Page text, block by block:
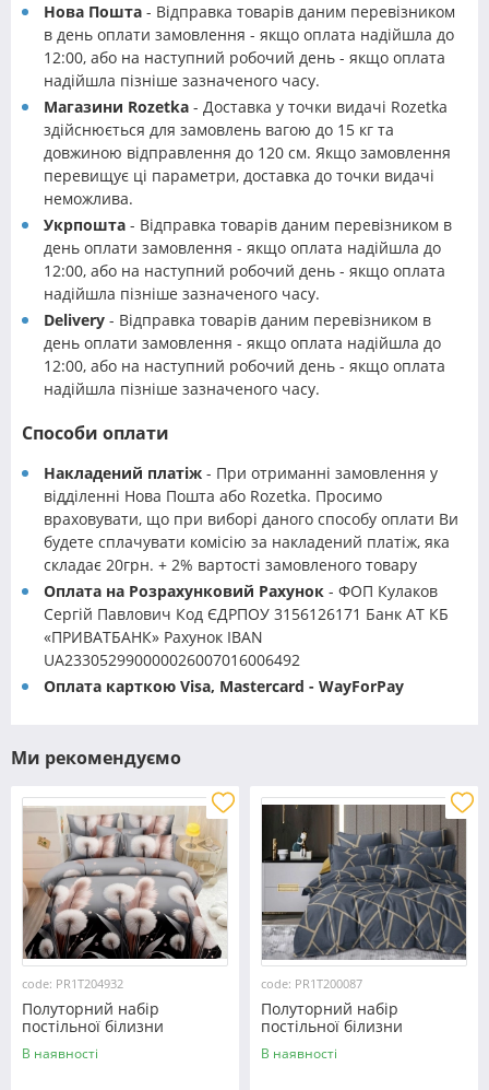
Нова Пошта - Відправка товарів даним перевізником
в день оплати замовлення - якщо оплата надійшла до
12:00, або на наступний робочий день - якщо оплата
надійшла пізніше зазначеного часу.
Магазини Rozetka - Доставка у точки видачі Rozetka
здійснюється для замовлень вагою до 15 кг та
довжиною відправлення до 120 см. Якщо замовлення
перевищує ці параметри, доставка до точки видачі
неможлива.
Укрпошта - Відправка товарів даним перевізником в
день оплати замовлення - якщо оплата надійшла до
12:00, або на наступний робочий день - якщо оплата
надійшла пізніше зазначеного часу.
Delivery - Відправка товарів даним перевізником в
день оплати замовлення - якщо оплата надійшла до
12:00, або на наступний робочий день - якщо оплата
надійшла пізніше зазначеного часу.
Способи оплати
Накладений платіж - При отриманні замовлення у
відділенні Нова Пошта або Rozetka. Просимо
враховувати, що при виборі даного способу оплати Ви
будете сплачувати комісію за накладений платіж, яка
складає 20грн. + 2% вартості замовленого товару
Оплата на Розрахунковий Рахунок - ФОП Кулаков
Сергій Павлович Код ЄДРПОУ 3156126171 Банк АТ КБ
«ПРИВАТБАНК» Рахунок IBAN
UA233052990000026007016006492
Оплата карткою Visa, Mastercard - WayForPay
Ми рекомендуємо
code: PR1T204932
Полуторний набір
постільної білизни
150*220 із полікотону
№204932 Черешенька™
В наявності
code: PR1T200087
Полуторний набір
постільної білизни
150*220 із полікотону
№200087 Черешенька™
В наявності